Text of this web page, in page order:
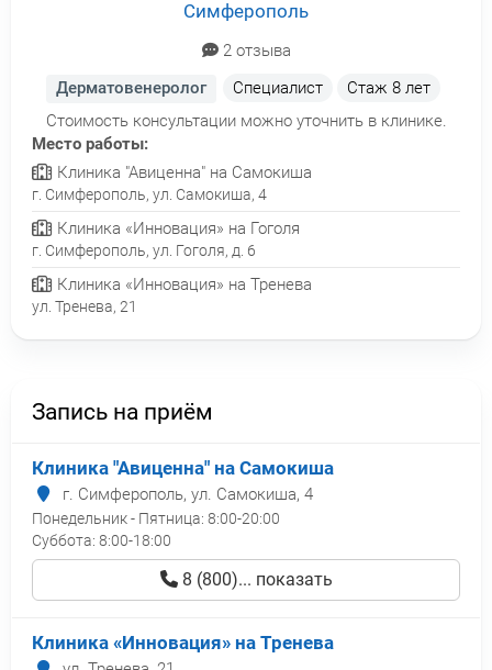
Симферополь
2 отзыва
Дерматовенеролог
Специалист Стаж8 лет
Стоимость консультации можно уточнить в клинике.
Место работы:
Клиника "Авиценна" на Самокиша
г. Симферополь, ул. Самокиша, 4
Клиника «Инновация» на Гоголя
г. Симферополь, ул. Гоголя, д. 6
Клиника «Инновация» на Тренева
ул. Тренева, 21
Запись на приём
Клиника "Авиценна" на Самокиша
г. Симферополь, ул. Самокиша, 4
Понедельник - Пятница: 8:00-20:00
Суббота: 8:00-18:00
8 (800)... показать
Клиника «Инновация» на Тренева